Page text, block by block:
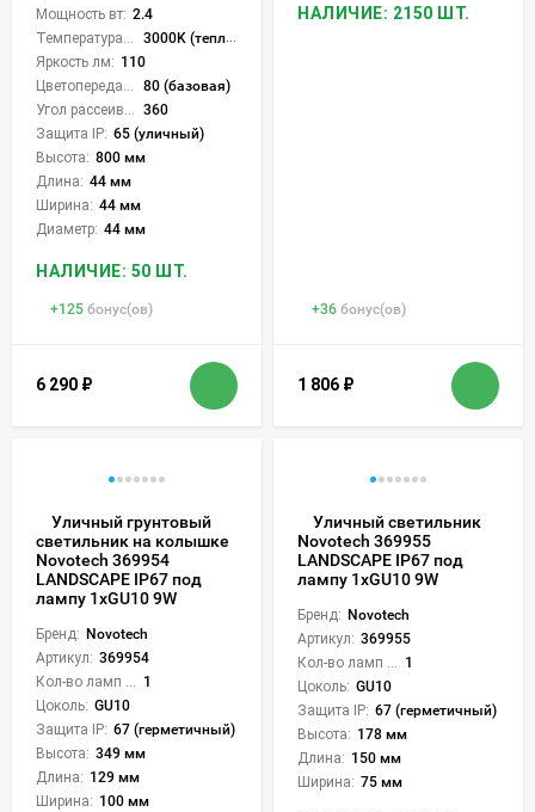
Мощность вт: 2.4
3000K (теплый)
Яркость лм: 110
80 (базовая)
360
Защита IP: 65 (уличный)
Высота: 800 мм
Длина: 44 мм
Ширина: 44 мм
Диаметр: 44 мм
НАЛИЧИЕ: 50 ШТ.
+125 бонус(ов)
6 290 ₽
НАЛИЧИЕ: 2150 ШТ.
+36 бонус(ов)
1 806 ₽
Уличный грунтовый
светильник на колышке
Novotech 369954
LANDSCAPE IP67 под
лампу 1xGU10 9W
Бренд: Novotech
Артикул: 369954
Кол-во ламп или LED: 1
Цоколь: GU10
Защита IP: 67 (герметичный)
Высота: 349 мм
Длина: 129 мм
Ширина: 100 мм
Уличный светильник
Novotech 369955
LANDSCAPE IP67 под
лампу 1xGU10 9W
Бренд: Novotech
Артикул: 369955
Кол-во ламп или LED: 1
Цоколь: GU10
Защита IP: 67 (герметичный)
Высота: 178 мм
Длина: 150 мм
Ширина: 75 мм